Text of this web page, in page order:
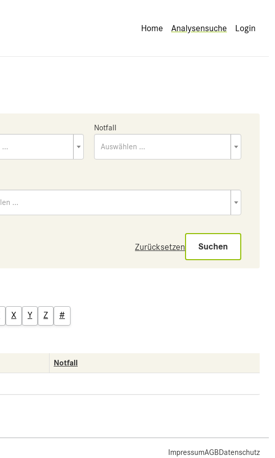
Home Analysensuche Login
...
Notfall
Auswählen ...
...
Zurücksetzen Suchen
X Y Z #
Notfall
ImpressumAGBDatenschutz